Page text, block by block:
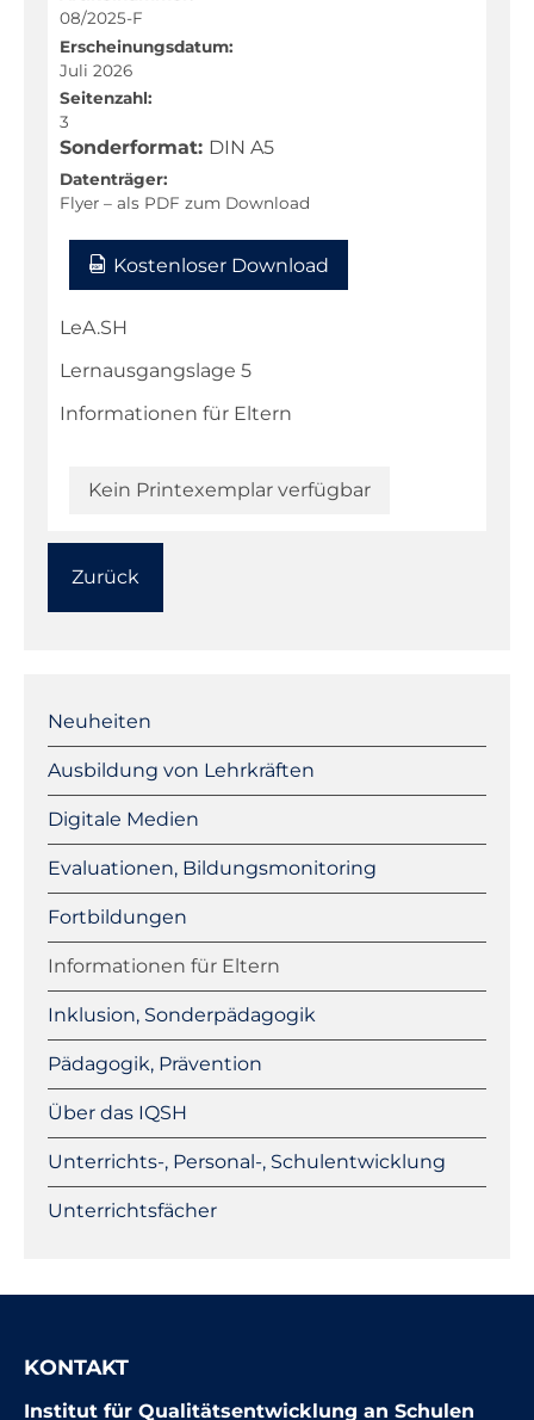
08/2025-F
Erscheinungsdatum:
Juli 2026
Seitenzahl:
3
Sonderformat: DIN A5
Datenträger:
Flyer – als PDF zum Download
Kostenloser Download
LeA.SH
Lernausgangslage 5
Informationen für Eltern
Kein Printexemplar verfügbar
Zurück
überspringen
Neuheiten
Ausbildung von Lehrkräften
Digitale Medien
Evaluationen, Bildungsmonitoring
Fortbildungen
Informationen für Eltern
Inklusion, Sonderpädagogik
Pädagogik, Prävention
Über das IQSH
Unterrichts-, Personal-, Schulentwicklung
Unterrichtsfächer
KONTAKT
Institut für Qualitätsentwicklung an Schulen